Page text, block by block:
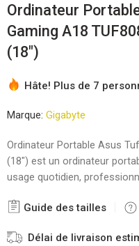
Ordinateur
Gaming A18
(18″)
Hâte! Plus de 7
Marque: Gigabyte
Ordinateur Portable Asus
(18″) est un ordinateur
usage quotidien,
Guide des tailles
Délai de livraison